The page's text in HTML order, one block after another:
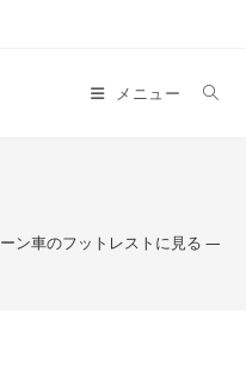
メニュー
ーン車のフットレストに見る ― “